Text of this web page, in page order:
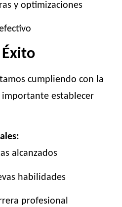
y optimizaciones
cumpliendo con la
establecer
alcanzados
habilidades
profesional